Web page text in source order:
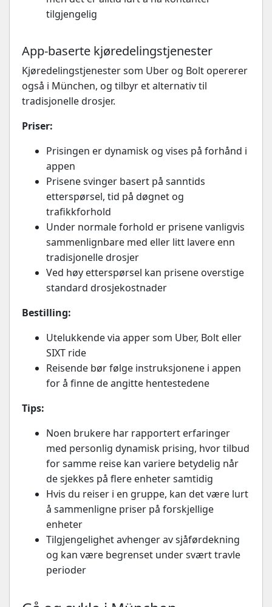
tilgjengelig
App-baserte kjøredelingstjenester
Kjøredelingstjenester som Uber og Bolt opererer
også i München, og tilbyr et alternativ til
tradisjonelle drosjer.
Priser:
Prisingen er dynamisk og vises på forhånd i
appen
Prisene svinger basert på sanntids
etterspørsel, tid på døgnet og
trafikkforhold
Under normale forhold er prisene vanligvis
sammenlignbare med eller litt lavere enn
tradisjonelle drosjer
Ved høy etterspørsel kan prisene overstige
standard drosjekostnader
Bestilling:
Utelukkende via apper som Uber, Bolt eller
SIXT ride
Reisende bør følge instruksjonene i appen
for å finne de angitte hentestedene
Tips:
Noen brukere har rapportert erfaringer
med personlig dynamisk prising, hvor tilbud
for samme reise kan variere betydelig når
de sjekkes på flere enheter samtidig
Hvis du reiser i en gruppe, kan det være lurt
å sammenligne priser på forskjellige
enheter
Tilgjengelighet avhenger av sjåførdekning
og kan være begrenset under svært travle
perioder